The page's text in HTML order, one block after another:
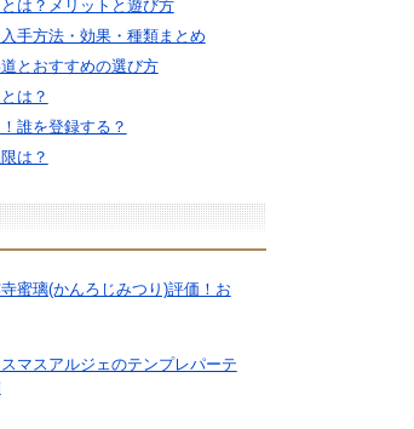
は？メリットと遊び方
手方法・効果・種類まとめ
とおすすめの選び方
は？
誰を登録する？
は？
寺蜜璃(かんろじみつり)評価！お
スマスアルジェのテンプレパーテ